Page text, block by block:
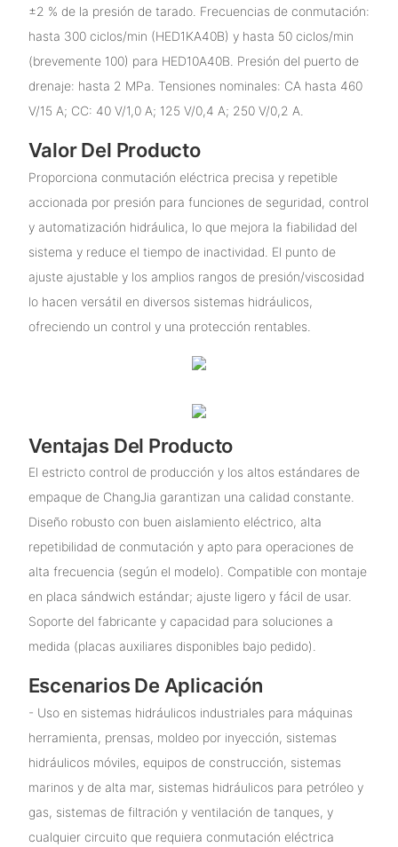
±2 % de la presión de tarado. Frecuencias de conmutación:
hasta 300 ciclos/min (HED1KA40B) y hasta 50 ciclos/min
(brevemente 100) para HED10A40B. Presión del puerto de
drenaje: hasta 2 MPa. Tensiones nominales: CA hasta 460
V/15 A; CC: 40 V/1,0 A; 125 V/0,4 A; 250 V/0,2 A.
Valor Del Producto
Proporciona conmutación eléctrica precisa y repetible
accionada por presión para funciones de seguridad, control
y automatización hidráulica, lo que mejora la fiabilidad del
sistema y reduce el tiempo de inactividad. El punto de
ajuste ajustable y los amplios rangos de presión/viscosidad
lo hacen versátil en diversos sistemas hidráulicos,
ofreciendo un control y una protección rentables.
Ventajas Del Producto
El estricto control de producción y los altos estándares de
empaque de ChangJia garantizan una calidad constante.
Diseño robusto con buen aislamiento eléctrico, alta
repetibilidad de conmutación y apto para operaciones de
alta frecuencia (según el modelo). Compatible con montaje
en placa sándwich estándar; ajuste ligero y fácil de usar.
Soporte del fabricante y capacidad para soluciones a
medida (placas auxiliares disponibles bajo pedido).
Escenarios De Aplicación
- Uso en sistemas hidráulicos industriales para máquinas
herramienta, prensas, moldeo por inyección, sistemas
hidráulicos móviles, equipos de construcción, sistemas
marinos y de alta mar, sistemas hidráulicos para petróleo y
gas, sistemas de filtración y ventilación de tanques, y
cualquier circuito que requiera conmutación eléctrica